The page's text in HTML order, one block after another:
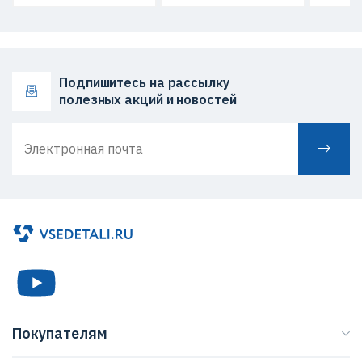
Подпишитесь на рассылку
полезных акций и новостей
Покупателям